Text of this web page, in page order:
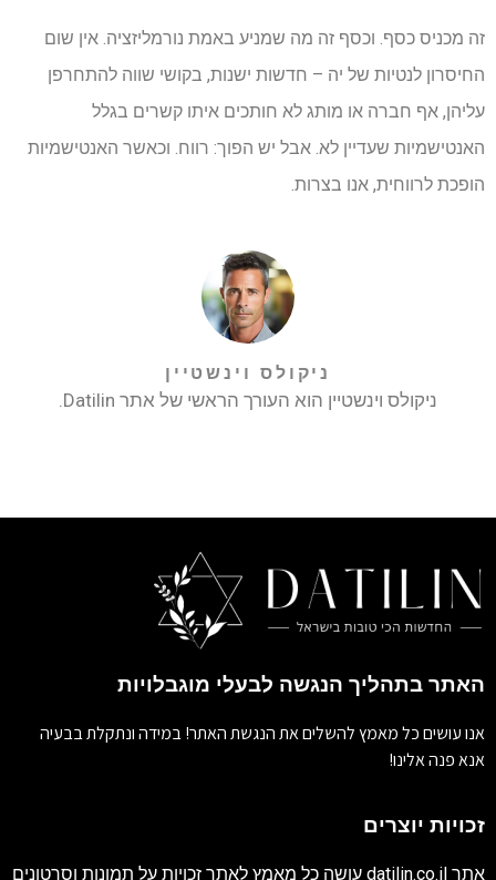
זה מכניס כסף. וכסף זה מה שמניע באמת נורמליזציה. אין שום
החיסרון לנטיות של יה – חדשות ישנות, בקושי שווה להתחרפן
עליהן, אף חברה או מותג לא חותכים איתו קשרים בגלל
האנטישמיות שעדיין לא. אבל יש הפוך: רווח. וכאשר האנטישמיות
הופכת לרווחית, אנו בצרות.
ניקולס וינשטיין
ניקולס וינשטיין הוא העורך הראשי של אתר Datilin.
האתר בתהליך הנגשה לבעלי מוגבלויות
אנו עושים כל מאמץ להשלים את הנגשת האתר! במידה ונתקלת בבעיה
אנא פנה אלינו!
זכויות יוצרים
אתר datilin.co.il עושה כל מאמץ לאתר זכויות על תמונות וסרטונים